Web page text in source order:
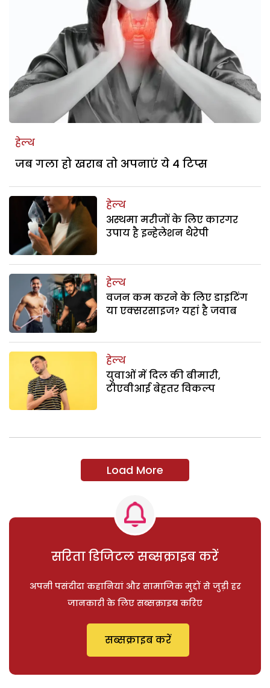
हेल्थ
जब गला हो खराब तो अपनाएं ये 4 टिप्स
हेल्थ
अस्थमा मरीजों के लिए कारगर
उपाय है इन्हेलेशन थैरेपी
हेल्थ
वजन कम करने के लिए डाइटिंग
या एक्सरसाइज? यहां है जवाब
हेल्थ
युवाओं में दिल की बीमारी,
टीएवीआई बेहतर विकल्प
Load More
सरिता डिजिटल सब्सक्राइब करें
अपनी पसंदीदा कहानियां और सामाजिक मुद्दों से जुड़ी हर
जानकारी के लिए सब्सक्राइब करिए
सब्सक्राइब करें